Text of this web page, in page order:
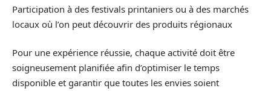
Participation à des festivals printaniers ou à des marchés
locaux où l’on peut découvrir des produits régionaux
Pour une expérience réussie, chaque activité doit être
soigneusement planifiée afin d’optimiser le temps
disponible et garantir que toutes les envies soient